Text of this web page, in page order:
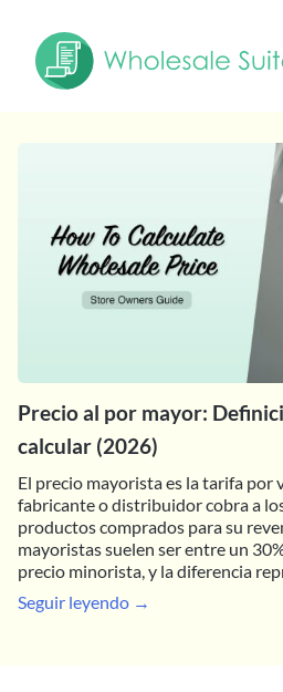
Precio al por mayor:
calcular (2026)
El precio mayorista es la tarifa por
fabricante o distribuidor cobra a
productos comprados para su
mayoristas suelen ser entre un
precio minorista, y la diferencia
Seguir leyendo →